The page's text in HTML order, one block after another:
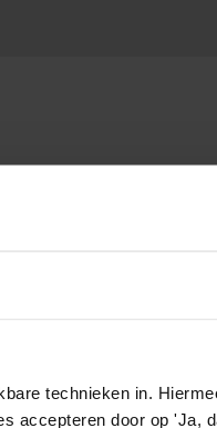
technieken in.
accepteren door op 'Ja,